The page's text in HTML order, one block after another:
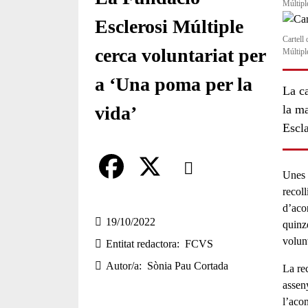
Esclerosi Múltiple
cerca voluntariat per
a ‘Una poma per la
vida’
Comparteix
a
c
e
Compartir en altres xarxes
19/10/2022
Entitat redactora
FCVS
Autor/a
Sònia Pau Cortada
Cartell
La
la
Unes
La